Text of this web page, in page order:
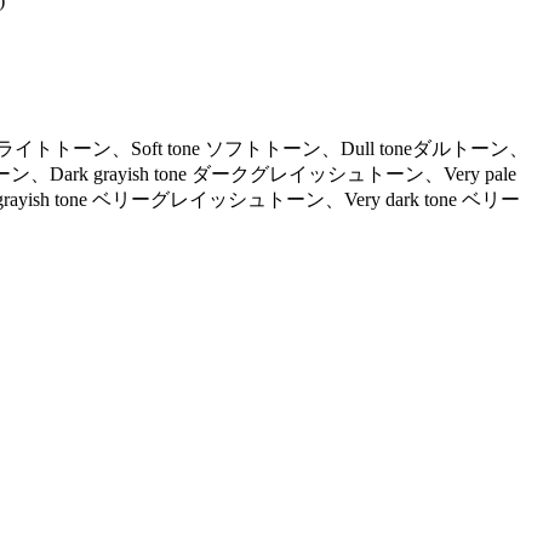
トトーン、Soft tone ソフトトーン、Dull toneダルトーン、
、Dark grayish tone ダークグレイッシュトーン、Very pale
tone ベリーグレイッシュトーン、Very dark tone ベリー